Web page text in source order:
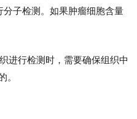
子检测。如果肿瘤细胞含量
进行检测时，需要确保组织中
。